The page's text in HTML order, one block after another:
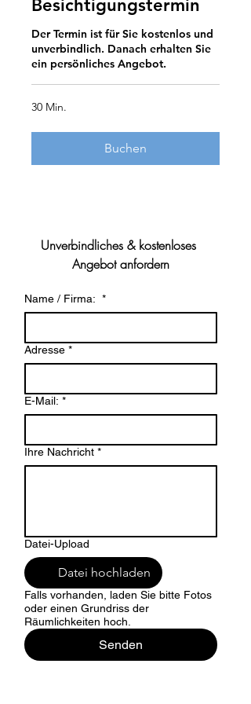
Besichtigungstermin
Der Termin ist für Sie kostenlos und
unverbindlich. Danach erhalten Sie
ein persönliches Angebot.
30 Min.
Buchen
Unverbindliches & kostenloses
Angebot anfordern
Name / Firma: *
Adresse *
E-Mail: *
Ihre Nachricht *
Datei-Upload
Datei hochladen
Falls vorhanden, laden Sie bitte Fotos
oder einen Grundriss der
Räumlichkeiten hoch.
Senden